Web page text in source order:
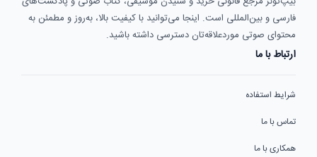
فارسی و بین‌المللی است. اینجا می‌توانید با کیفیت بالا، به‌روز و مطمئن به
محتوای صوتی موردعلاقه‌تان دسترسی داشته باشید.
ارتباط با ما
شرایط استفاده
تماس با ما
همکاری با ما